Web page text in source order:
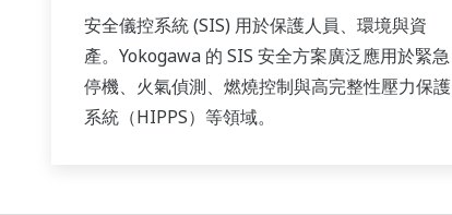
安全儀控系統 (SIS) 用於保護人員、環境與資
產。Yokogawa 的 SIS 安全方案廣泛應用於緊急
停機、火氣偵測、燃燒控制與高完整性壓力保護
系統（HIPPS）等領域。